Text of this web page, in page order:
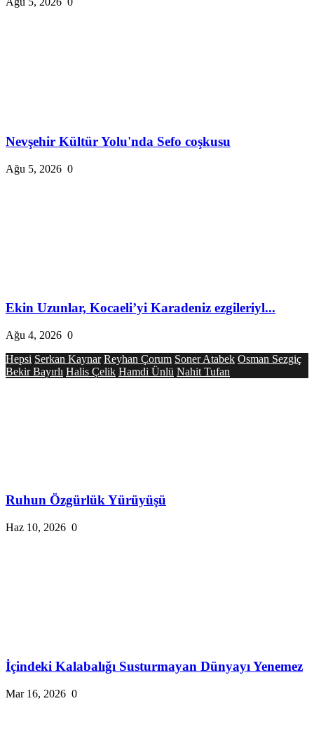
Nevşehir Kültür Yolu'nda Sefo coşkusu
Ağu 5, 2026 0
Ekin Uzunlar, Kocaeli’yi Karadeniz ezgileriyl...
Ağu 4, 2026 0
Hepsi Serkan Kaynar Reyhan Çorum Soner Atabek Osman Sezgiç
Bekir Bayırlı Halis Çelik Hamdi Ünlü Nahit Tufan
Ruhun Özgürlük Yürüyüşü
Haz 10, 2026 0
İçindeki Kalabalığı Susturmayan Dünyayı Yenemez
Mar 16, 2026 0